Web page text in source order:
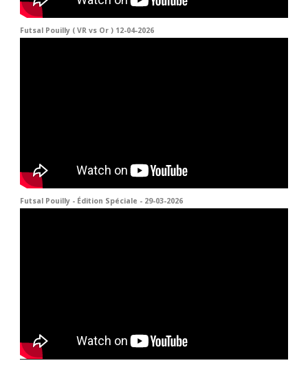
Futsal Pouilly ( VR vs Or ) 12-04-2026
Futsal Pouilly - Édition Spéciale - 29-03-2026